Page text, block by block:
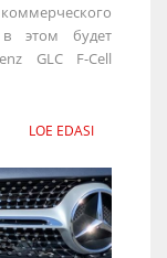
в этом будет
GLC F-Cell
LOE EDASI